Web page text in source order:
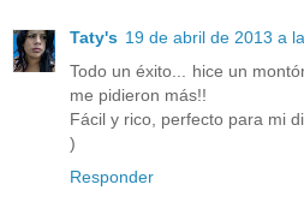
Taty's 19 de abril de 2013 a
Todo un éxito... hice un
me pidieron más!!
Fácil y rico, perfecto para mi
)
Responder